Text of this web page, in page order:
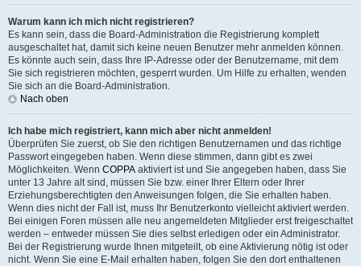
Warum kann ich mich nicht registrieren?
Es kann sein, dass die Board-Administration die Registrierung komplett
ausgeschaltet hat, damit sich keine neuen Benutzer mehr anmelden können.
Es könnte auch sein, dass Ihre IP-Adresse oder der Benutzername, mit dem
Sie sich registrieren möchten, gesperrt wurden. Um Hilfe zu erhalten, wenden
Sie sich an die Board-Administration.
Nach oben
Ich habe mich registriert, kann mich aber nicht anmelden!
Überprüfen Sie zuerst, ob Sie den richtigen Benutzernamen und das richtige
Passwort eingegeben haben. Wenn diese stimmen, dann gibt es zwei
Möglichkeiten. Wenn COPPA aktiviert ist und Sie angegeben haben, dass Sie
unter 13 Jahre alt sind, müssen Sie bzw. einer Ihrer Eltern oder Ihrer
Erziehungsberechtigten den Anweisungen folgen, die Sie erhalten haben.
Wenn dies nicht der Fall ist, muss Ihr Benutzerkonto vielleicht aktiviert werden.
Bei einigen Foren müssen alle neu angemeldeten Mitglieder erst freigeschaltet
werden – entweder müssen Sie dies selbst erledigen oder ein Administrator.
Bei der Registrierung wurde Ihnen mitgeteilt, ob eine Aktivierung nötig ist oder
nicht. Wenn Sie eine E-Mail erhalten haben, folgen Sie den dort enthaltenen